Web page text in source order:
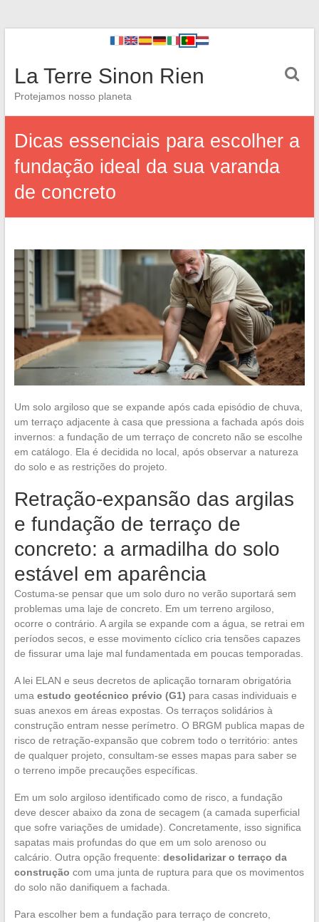
La Terre Sinon Rien
Protejamos nosso planeta
Dicas essenciais para escolher a
fundação ideal da sua varanda
de concreto
Um solo argiloso que se expande após cada episódio de chuva,
um terraço adjacente à casa que pressiona a fachada após dois
invernos: a fundação de um terraço de concreto não se escolhe
em catálogo. Ela é decidida no local, após observar a natureza
do solo e as restrições do projeto.
Retração-expansão das argilas
e fundação de terraço de
concreto: a armadilha do solo
estável em aparência
Costuma-se pensar que um solo duro no verão suportará sem
problemas uma laje de concreto. Em um terreno argiloso,
ocorre o contrário. A argila se expande com a água, se retrai em
períodos secos, e esse movimento cíclico cria tensões capazes
de fissurar uma laje mal fundamentada em poucas temporadas.
A lei ELAN e seus decretos de aplicação tornaram obrigatória
uma estudo geotécnico prévio (G1) para casas individuais e
suas anexos em áreas expostas. Os terraços solidários à
construção entram nesse perímetro. O BRGM publica mapas de
risco de retração-expansão que cobrem todo o território: antes
de qualquer projeto, consultam-se esses mapas para saber se
o terreno impõe precauções específicas.
Em um solo argiloso identificado como de risco, a fundação
deve descer abaixo da zona de secagem (a camada superficial
que sofre variações de umidade). Concretamente, isso significa
sapatas mais profundas do que em um solo arenoso ou
calcário. Outra opção frequente: desolidarizar o terraço da
construção com uma junta de ruptura para que os movimentos
do solo não danifiquem a fachada.
Para escolher bem a fundação para terraço de concreto,